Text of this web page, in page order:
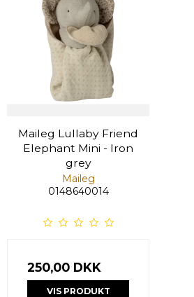
Maileg Lullaby Friend
Elephant Mini - Iron
grey
Maileg
0148640014
250,00 DKK
VIS PRODUKT